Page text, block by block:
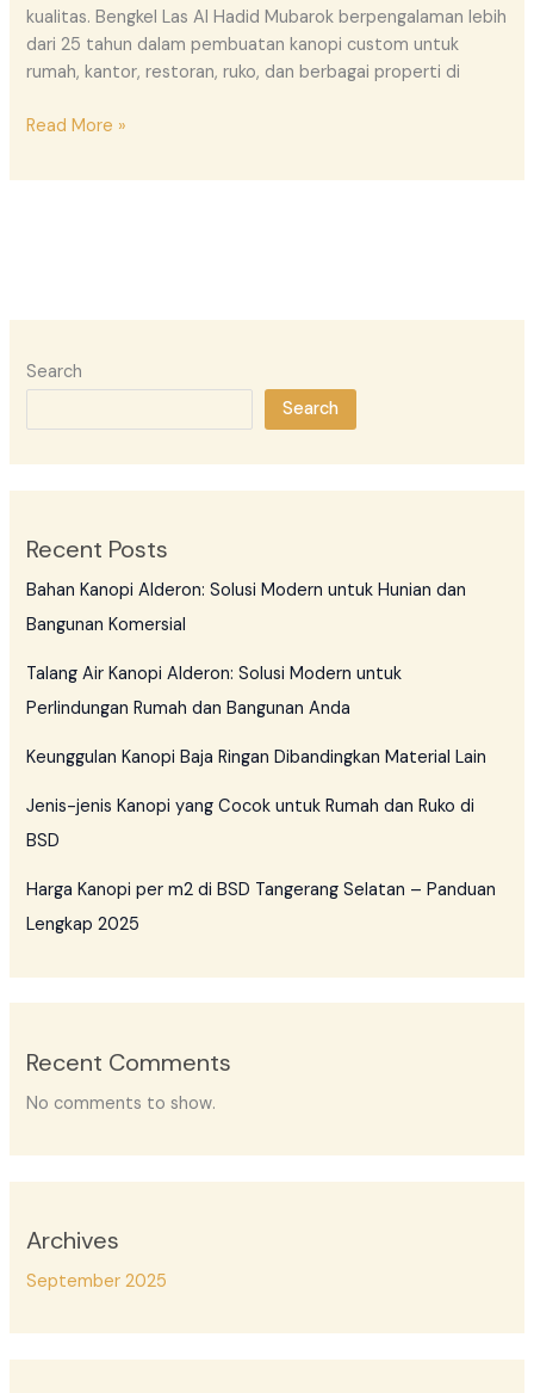
kualitas. Bengkel Las Al Hadid Mubarok berpengalaman lebih
dari 25 tahun dalam pembuatan kanopi custom untuk
rumah, kantor, restoran, ruko, dan berbagai properti di
Read More »
Search
Search
Recent Posts
Bahan Kanopi Alderon: Solusi Modern untuk Hunian dan
Bangunan Komersial
Talang Air Kanopi Alderon: Solusi Modern untuk
Perlindungan Rumah dan Bangunan Anda
Keunggulan Kanopi Baja Ringan Dibandingkan Material Lain
Jenis-jenis Kanopi yang Cocok untuk Rumah dan Ruko di
BSD
Harga Kanopi per m2 di BSD Tangerang Selatan – Panduan
Lengkap 2025
Recent Comments
No comments to show.
Archives
September 2025